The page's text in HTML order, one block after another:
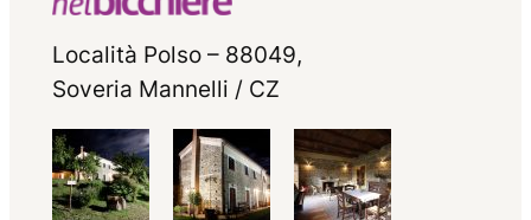
Località Polso – 88049,
Soveria Mannelli / CZ